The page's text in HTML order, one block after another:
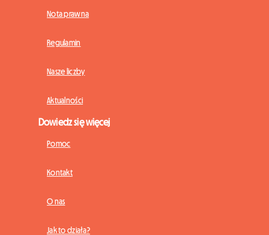
Nota prawna
Regulamin
Nasze liczby
Aktualności
Dowiedz się więcej
Pomoc
Kontakt
O nas
Jak to działa?